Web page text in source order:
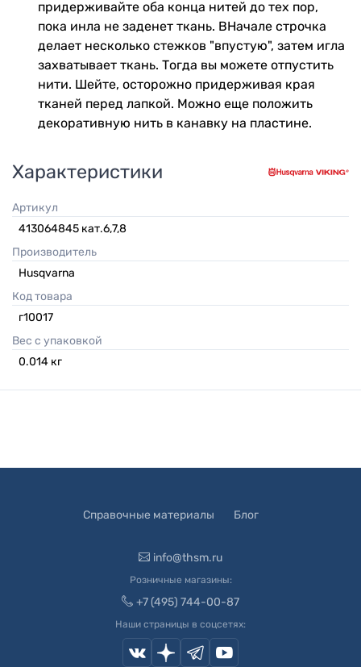
придерживайте оба конца нитей до тех пор,
пока инла не заденет ткань. ВНачале строчка
делает несколько стежков "впустую", затем игла
захватывает ткань. Тогда вы можете отпустить
нити. Шейте, осторожно придерживая края
тканей перед лапкой. Можно еще положить
декоративную нить в канавку на пластине.
Характеристики
Артикул
413064845 кат.6,7,8
Производитель
Husqvarna
Код товара
г10017
Вес с упаковкой
0.014 кг
Справочные материалы Блог
info@thsm.ru
Розничные магазины:
+7 (495) 744-00-87
Наши страницы в соцсетях: